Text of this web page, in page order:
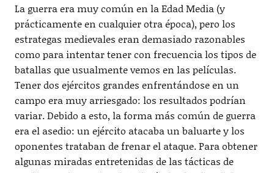
La guerra era muy común en la Edad Media (y
prácticamente en cualquier otra época), pero los
estrategas medievales eran demasiado razonables
como para intentar tener con frecuencia los tipos de
batallas que usualmente vemos en las películas.
Tener dos ejércitos grandes enfrentándose en un
campo era muy arriesgado: los resultados podrían
variar. Debido a esto, la forma más común de guerra
era el asedio: un ejército atacaba un baluarte y los
oponentes trataban de frenar el ataque. Para obtener
algunas miradas entretenidas de las tácticas de